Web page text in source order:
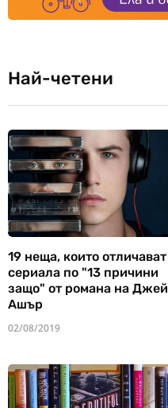
Най-четени
19 неща, които отличават
сериала по "13 причини
защо" от романа на Джей
Ашър
02/08/2019